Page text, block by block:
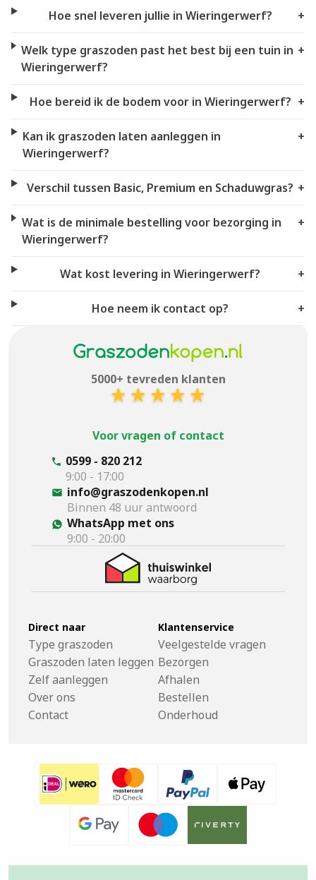
Hoe snel leveren jullie in Wieringerwerf? +
Welk type graszoden past het best bij een tuin in
Wieringerwerf?
+
Hoe bereid ik de bodem voor in Wieringerwerf? +
Kan ik graszoden laten aanleggen in
Wieringerwerf?
+
Verschil tussen Basic, Premium en Schaduwgras? +
Wat is de minimale bestelling voor bezorging in
Wieringerwerf?
+
Wat kost levering in Wieringerwerf? +
Hoe neem ik contact op? +
5000+ tevreden klanten
Voor vragen of contact
0599 - 820 212
9:00 - 17:00
info@graszodenkopen.nl
Binnen 48 uur antwoord
WhatsApp met ons
9:00 - 20:00
Direct naar
Type graszoden
Graszoden laten leggen
Zelf aanleggen
Over ons
Contact
Klantenservice
Veelgestelde vragen
Bezorgen
Afhalen
Bestellen
Onderhoud